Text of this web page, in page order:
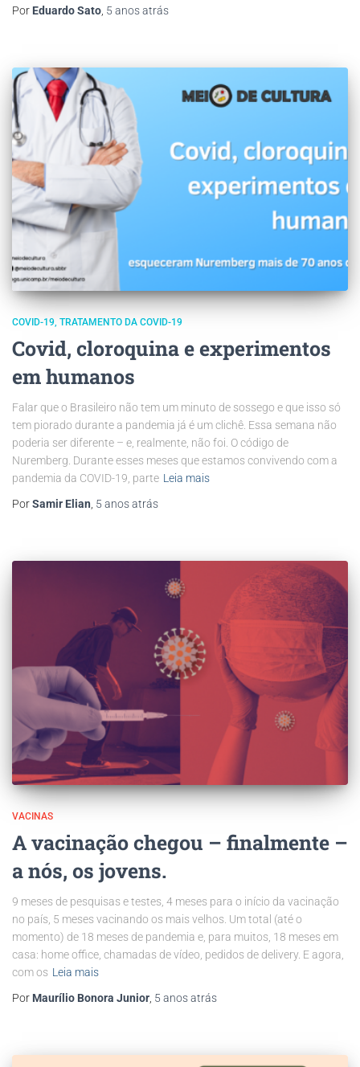
Por Eduardo Sato 5 anosatrás
COVID-19 TRATAMENTO DA COVID-19
Covid, cloroquina e experimentos
em humanos
Falar que o Brasileiro não tem um minuto de sossego e que isso só
tem piorado durante a pandemia já é um clichê. Essa semana não
poderia ser diferente – e, realmente, não foi. O código de
Nuremberg. Durante esses meses que estamos convivendo com a
pandemia da COVID-19, parte Leia mais
PorSamir Elian 5 anosatrás
VACINAS
A vacinação chegou – finalmente –
a nós, os jovens.
9 meses de pesquisas e testes, 4 meses para o início da vacinação
no país, 5 meses vacinando os mais velhos. Um total (até o
momento) de 18 meses de pandemia e, para muitos, 18 meses em
casa: home office, chamadas de vídeo, pedidos de delivery. E agora,
com os Leia mais
Por Maurílio Bonora Junior 5 anosatrás